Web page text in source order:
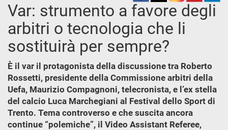
Var: strumento a favore degli
arbitri o tecnologia che li
sostituirà per sempre?
È il var il protagonista della discussione tra Roberto
Rossetti, presidente della Commissione arbitri della
Uefa, Maurizio Compagnoni, telecronista, e l’ex stella
del calcio Luca Marchegiani al Festival dello Sport di
Trento. Tema controverso e che suscita ancora
continue “polemiche”, il Video Assistant Referee,